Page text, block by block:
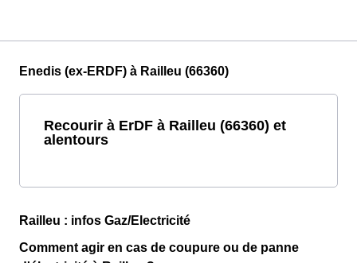
Enedis (ex-ERDF) à Railleu (66360)
Recourir à ErDF à Railleu (66360) et
alentours
Railleu : infos Gaz/Electricité
Comment agir en cas de coupure ou de panne